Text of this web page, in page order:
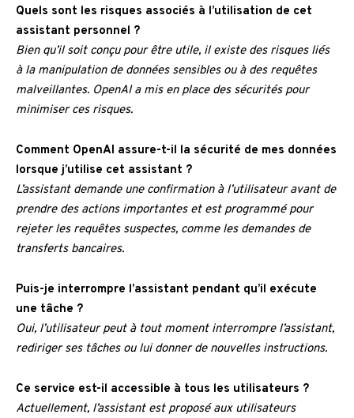
Quels sont les risques associés à l’utilisation de cet
assistant personnel ?
Bien qu’il soit conçu pour être utile, il existe des risques liés
à la manipulation de données sensibles ou à des requêtes
malveillantes. OpenAI a mis en place des sécurités pour
minimiser ces risques.
Comment OpenAI assure-t-il la sécurité de mes données
lorsque j’utilise cet assistant ?
L’assistant demande une confirmation à l’utilisateur avant de
prendre des actions importantes et est programmé pour
rejeter les requêtes suspectes, comme les demandes de
transferts bancaires.
Puis-je interrompre l’assistant pendant qu’il exécute
une tâche ?
Oui, l’utilisateur peut à tout moment interrompre l’assistant,
rediriger ses tâches ou lui donner de nouvelles instructions.
Ce service est-il accessible à tous les utilisateurs ?
Actuellement, l’assistant est proposé aux utilisateurs